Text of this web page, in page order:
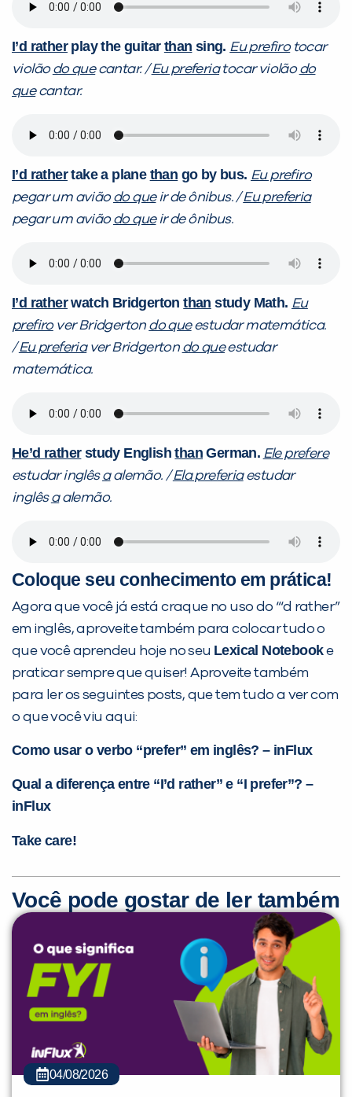
I’d ratherplay the guitar than sing. Eu prefirotocar
violãodo quecantar. /Eu preferiatocar violãodo
quecantar.
I’d rathertake a plane than go by bus. Eu prefiro
pegar um aviãodo queir de ônibus. /Eu preferia
pegar um aviãodo queir de ônibus.
I’d ratherwatch Bridgertonthan study Math. Eu
prefirover Bridgerton do queestudar matemática.
/Eu preferiaver Bridgerton do queestudar
matemática.
He’d ratherstudy Englishthan German. Ele prefere
estudar inglêsaalemão. /Ela preferiaestudar
inglêsaalemão.
Coloque seu conhecimento em prática!
Agora que você já está craque no uso do “‘d rather”
em inglês, aproveite também para colocar tudo o
que você aprendeu hoje no seu Lexical Notebooke
praticar sempre que quiser! Aproveite também
para ler os seguintes posts, que tem tudo a ver com
o que você viu aqui:
Como usar o verbo “prefer” em inglês? – inFlux
Qual a diferença entre “I’d rather” e “I prefer”? –
inFlux
Take care!
Você pode gostar de ler também
04/08/2026